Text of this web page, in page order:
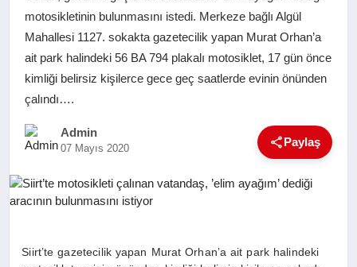
SAĞLIK
EĞITIM
YAŞAM
SANAT
motosikletinin bulunmasını istedi. Merkeze bağlı Algül
Mahallesi 1127. sokakta gazetecilik yapan Murat Orhan’a
ait park halindeki 56 BA 794 plakalı motosiklet, 17 gün önce
kimliği belirsiz kişilerce gece geç saatlerde evinin önünden
çalındı….
Admin
07 Mayıs 2020 Paylaş
Siirt’te gazetecilik yapan Murat Orhan’a ait park halindeki